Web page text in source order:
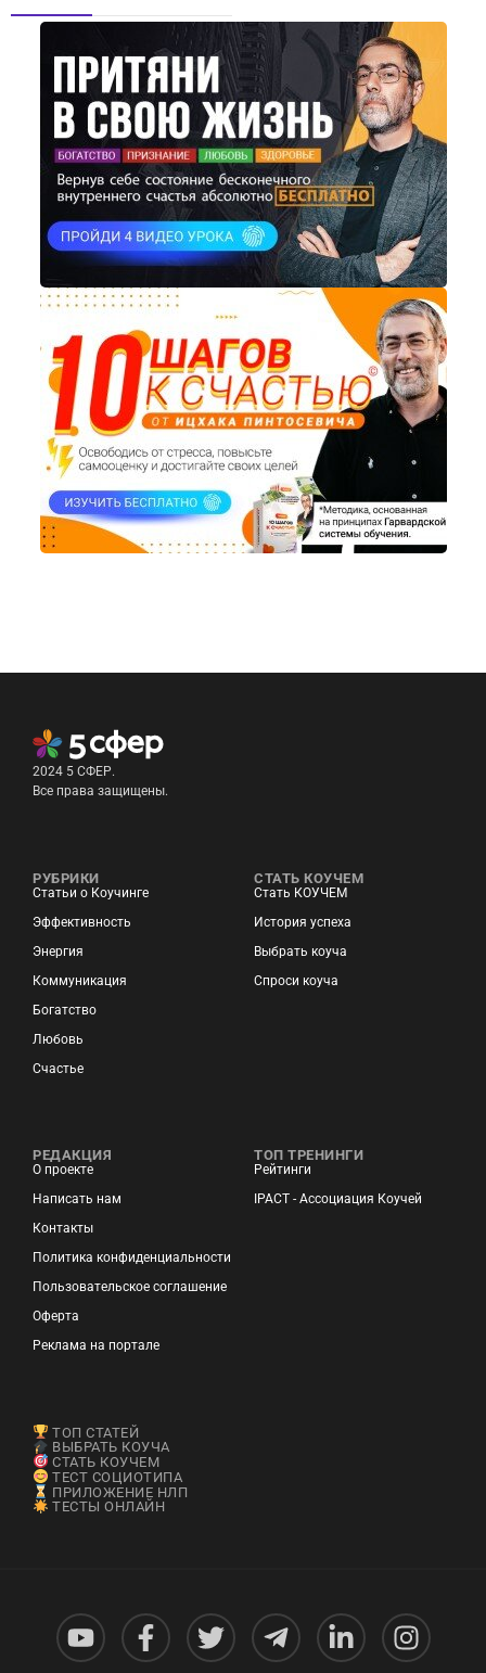
2024 5 СФЕР.
Все права защищены.
РУБРИКИ
Статьи о Коучинге
Эффективность
Энергия
Коммуникация
Богатство
Любовь
Счастье
СТАТЬ КОУЧЕМ
Стать КОУЧЕМ
История успеха
Выбрать коуча
Спроси коуча
РЕДАКЦИЯ
О проекте
Написать нам
Контакты
Политика конфиденциальности
Пользовательское соглашение
Оферта
Реклама на портале
ТОП ТРЕНИНГИ
Рейтинги
IPACT - Ассоциация Коучей
ТОП СТАТЕЙ
ВЫБРАТЬ КОУЧА
СТАТЬ КОУЧЕМ
ТЕСТ СОЦИОТИПА
ПРИЛОЖЕНИЕ НЛП
ТЕСТЫ ОНЛАЙН